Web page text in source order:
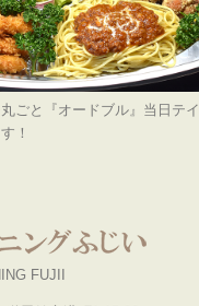
ごと『オードブル』当日テイ
！
FUJII